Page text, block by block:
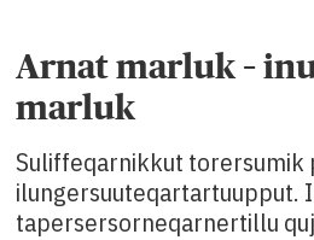
Arnat marluk –
marluk
Suliffeqarnikkut torersumik
ilungersuuteqartartuupput.
tapersersorneqarnertillu